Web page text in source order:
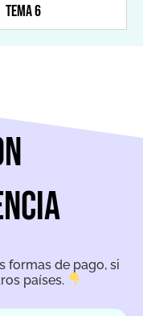
TEMA 6
formas de pago, si
países.